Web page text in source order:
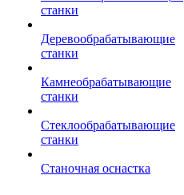
станки
Деревообрабатывающие
станки
Камнеобрабатывающие
станки
Стеклообрабатывающие
станки
Станочная оснастка